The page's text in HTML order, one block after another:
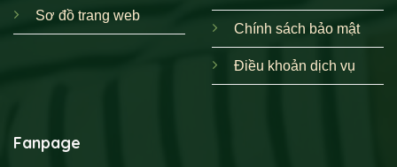
Sơ đồ trang web
Chính sách bảo mật
Điều khoản dịch vụ
Fanpage